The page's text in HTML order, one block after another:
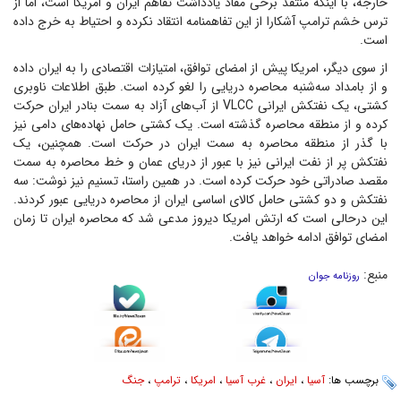
ترس خشم ترامپ آشکارا از این تفاهمنامه انتقاد نکرده و احتیاط به خرج داده
است.
از سوی دیگر، امریکا پیش از امضای توافق، امتیازات اقتصادی را به ایران داده
و از بامداد سه‌شنبه محاصره دریایی را لغو کرده است. طبق اطلاعات ناوبری
کشتی، یک نفتکش ایرانی VLCC از آب‌های آزاد به سمت بنادر ایران حرکت
کرده و از منطقه محاصره گذشته است. یک کشتی حامل نهاده‌های دامی نیز
با گذر از منطقه محاصره به سمت ایران در حرکت است. همچنین، یک
نفتکش پر از نفت ایرانی نیز با عبور از دریای عمان و خط محاصره به سمت
مقصد صادراتی خود حرکت کرده است. در همین راستا، تسنیم نیز نوشت: سه
نفتکش و دو کشتی حامل کالای اساسی ایران از محاصره دریایی عبور کردند.
این درحالی است که ارتش امریکا دیروز مدعی شد که محاصره ایران تا زمان
امضای توافق ادامه خواهد یافت.
منبع: روزنامه جوان
برچسب ها: آسیا ، ایران ، غرب آسیا ، امریکا ، ترامپ ،جنگ